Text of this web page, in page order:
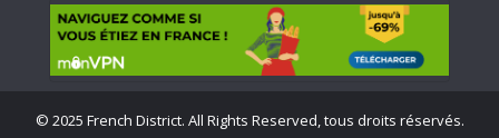
© 2025 French District. All Rights Reserved, tous droits réservés.